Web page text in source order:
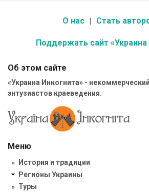
О нас Стать
Поддержать сайт «Украина
Об этом сайте
«Украина Инкогнита» -
энтузиастов краеведения.
Меню
История и традиции
Регионы Украины
Туры